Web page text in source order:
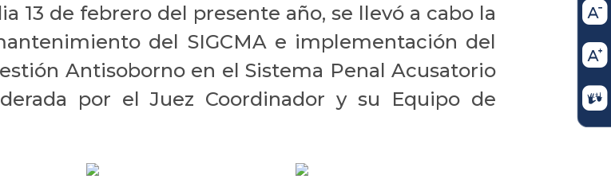
13 de febrero del presente año, se llevó a cabo la
del SIGCMA e implementación del
Antisoborno en el Sistema Penal Acusatorio
por el Juez Coordinador y su Equipo de